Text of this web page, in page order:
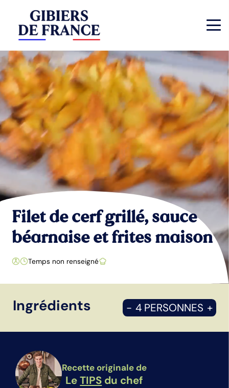
Filet de cerf grillé, sauce
béarnaise et frites maison
Temps non renseigné
Ingrédients - 4 PERSONNES +
Recette originale de
LeTIPS du chef